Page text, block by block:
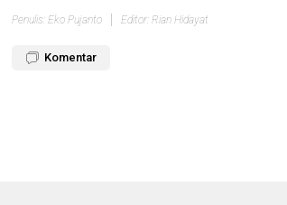
Penulis: Eko Pujanto Editor: Rian Hidayat
Komentar